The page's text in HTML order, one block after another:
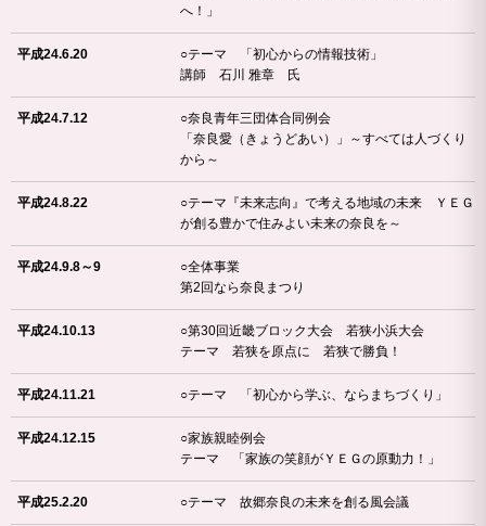
へ！」
平成24.6.20
○テーマ 「初心からの情報技術」
講師 石川 雅章 氏
平成24.7.12
○奈良青年三団体合同例会
「奈良愛（きょうどあい）」～すべては人づくり
から～
平成24.8.22
○テーマ『未来志向』で考える地域の未来 ＹＥＧ
が創る豊かで住みよい未来の奈良を～
平成24.9.8～9
○全体事業
第2回なら奈良まつり
平成24.10.13
○第30回近畿ブロック大会 若狭小浜大会
テーマ 若狭を原点に 若狭で勝負！
平成24.11.21 ○テーマ 「初心から学ぶ、ならまちづくり」
平成24.12.15
○家族親睦例会
テーマ 「家族の笑顔がＹＥＧの原動力！」
平成25.2.20 ○テーマ 故郷奈良の未来を創る風会議